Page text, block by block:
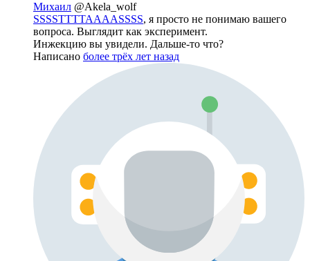
Михаил @Akela_wolf
SSSSTTTTAAAASSSS, я просто не понимаю вашего
вопроса. Выглядит как эксперимент.
Инжекцию вы увидели. Дальше-то что?
Написано более трёх лет назад